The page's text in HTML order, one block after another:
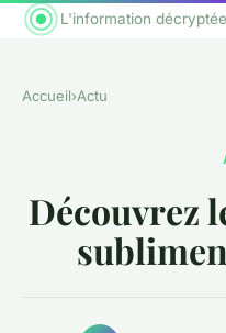
L'information
Accueil›Actu
Découvrez